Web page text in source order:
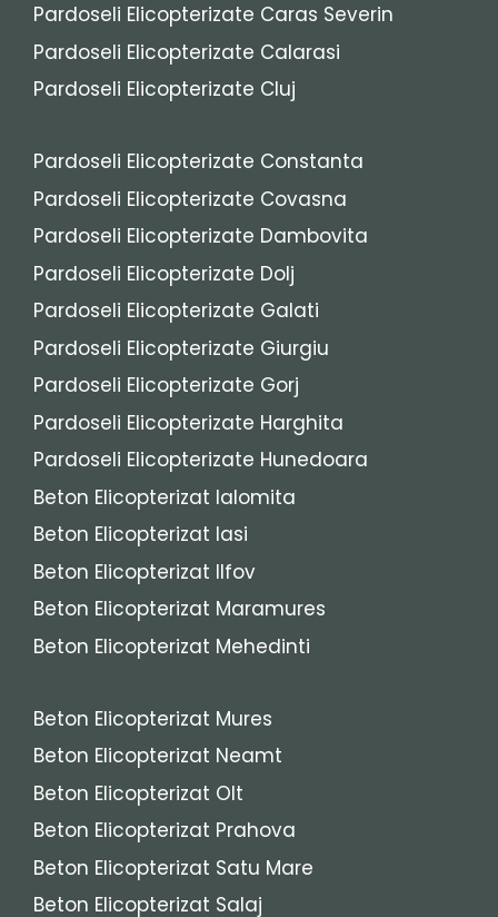
Pardoseli Elicopterizate Caras Severin
Pardoseli Elicopterizate Calarasi
Pardoseli Elicopterizate Cluj
Pardoseli Elicopterizate Constanta
Pardoseli Elicopterizate Covasna
Pardoseli Elicopterizate Dambovita
Pardoseli Elicopterizate Dolj
Pardoseli Elicopterizate Galati
Pardoseli Elicopterizate Giurgiu
Pardoseli Elicopterizate Gorj
Pardoseli Elicopterizate Harghita
Pardoseli Elicopterizate Hunedoara
Beton Elicopterizat Ialomita
Beton Elicopterizat Iasi
Beton Elicopterizat Ilfov
Beton Elicopterizat Maramures
Beton Elicopterizat Mehedinti
Beton Elicopterizat Mures
Beton Elicopterizat Neamt
Beton Elicopterizat Olt
Beton Elicopterizat Prahova
Beton Elicopterizat Satu Mare
Beton Elicopterizat Salaj